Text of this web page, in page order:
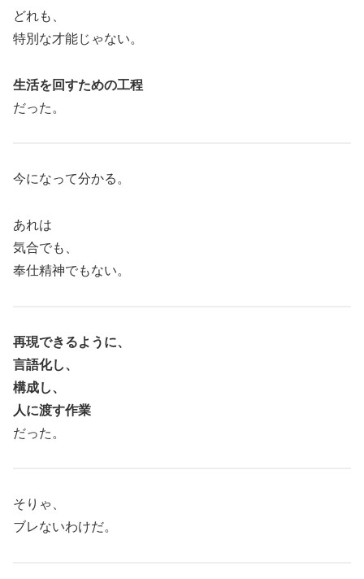
どれも、
特別な才能じゃない。
生活を回すための工程
だった。
今になって分かる。
あれは
気合でも、
奉仕精神でもない。
再現できるように、
言語化し、
構成し、
人に渡す作業
だった。
そりゃ、
ブレないわけだ。